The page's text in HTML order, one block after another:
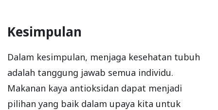
Kesimpulan
Dalam kesimpulan, menjaga kesehatan tubuh
adalah tanggung jawab semua individu.
Makanan kaya antioksidan dapat menjadi
pilihan yang baik dalam upaya kita untuk